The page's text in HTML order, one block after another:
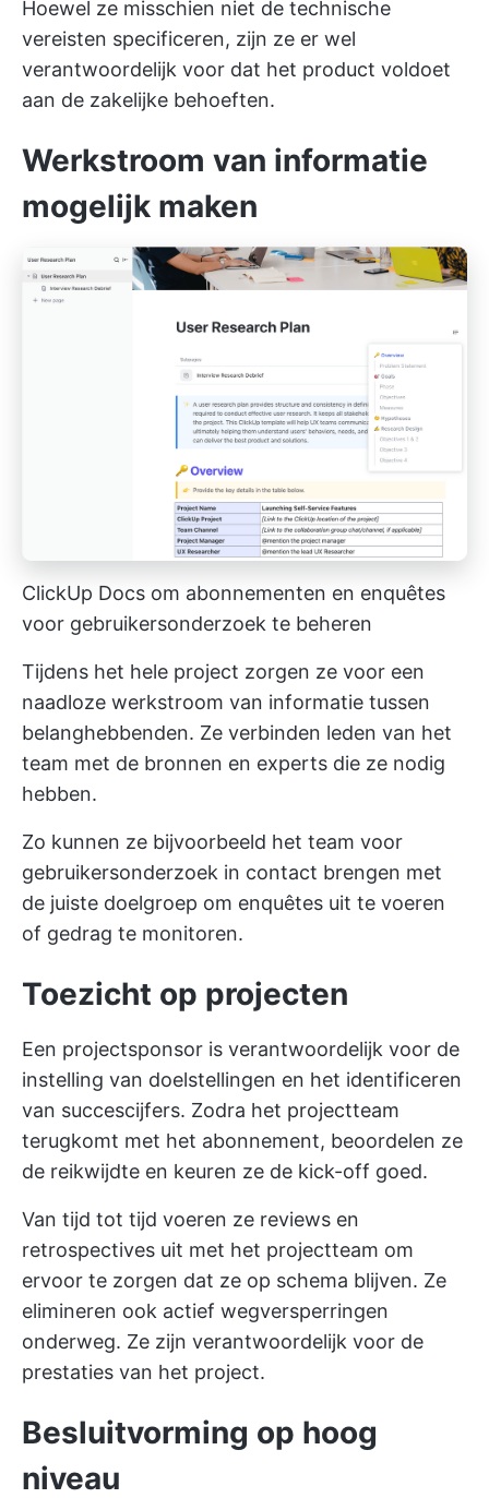
Hoewel ze misschien niet de technische
vereisten specificeren, zijn ze er wel
verantwoordelijk voor dat het product voldoet
aan de zakelijke behoeften.
Werkstroom van informatie
mogelijk maken
ClickUp Docs om abonnementen en enquêtes
voor gebruikersonderzoek te beheren
Tijdens het hele project zorgen ze voor een
naadloze werkstroom van informatie tussen
belanghebbenden. Ze verbinden leden van het
team met de bronnen en experts die ze nodig
hebben.
Zo kunnen ze bijvoorbeeld het team voor
gebruikersonderzoek in contact brengen met
de juiste doelgroep om enquêtes uit te voeren
of gedrag te monitoren.
Toezicht op projecten
Een projectsponsor is verantwoordelijk voor de
instelling van doelstellingen en het identificeren
van succescijfers. Zodra het projectteam
terugkomt met het abonnement, beoordelen ze
de reikwijdte en keuren ze de kick-off goed.
Van tijd tot tijd voeren ze reviews en
retrospectives uit met het projectteam om
ervoor te zorgen dat ze op schema blijven. Ze
elimineren ook actief wegversperringen
onderweg. Ze zijn verantwoordelijk voor de
prestaties van het project.
Besluitvorming op hoog
niveau